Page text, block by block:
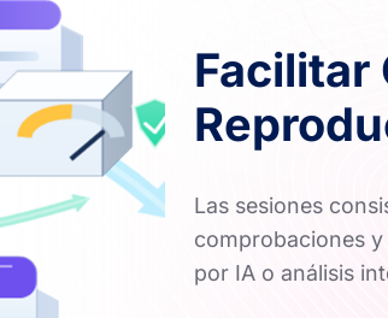
Facilitar
Las sesiones
comprobaciones
por IA o análisis